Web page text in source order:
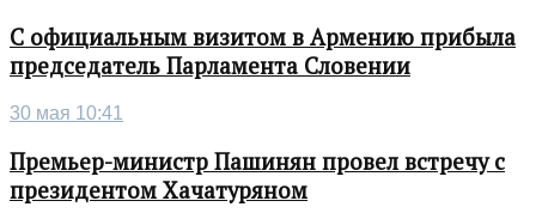
С официальным визитом в Армению прибыла
председатель Парламента Словении
30 мая 10:41
Премьер-министр Пашинян провел встречу с
президентом Хачатуряном